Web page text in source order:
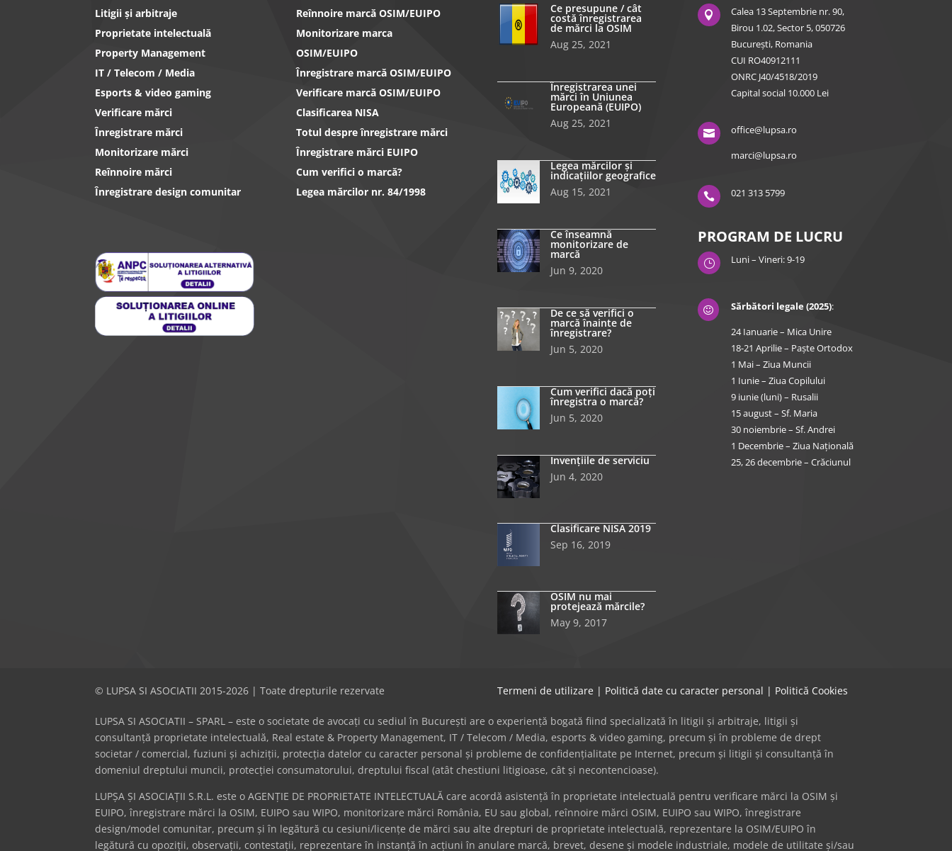
Litigii și arbitraje
Proprietate intelectuală
Property Management
IT / Telecom / Media
Esports & video gaming
Verificare mărci
Înregistrare mărci
Monitorizare mărci
Reînnoire mărci
Înregistrare design comunitar
Reînnoire marcă OSIM/EUIPO
Monitorizare marca
OSIM/EUIPO
Înregistrare marcă OSIM/EUIPO
Verificare marcă OSIM/EUIPO
Clasificarea NISA
Totul despre înregistrare mărci
Înregistrare mărci EUIPO
Cum verifici o marcă?
Legea mărcilor nr. 84/1998
Ce presupune / cât
costă înregistrarea
de mărci la OSIM
Aug 25, 2021
Înregistrarea unei
mărci în Uniunea
Europeană (EUIPO)
Aug 25, 2021
Legea mărcilor și
indicațiilor geografice
Aug 15, 2021
Ce înseamnă
monitorizare de
marcă
Jun 9, 2020
De ce să verifici o
marcă înainte de
înregistrare?
Jun 5, 2020
Cum verifici dacă poți
înregistra o marcă?
Jun 5, 2020
Invențiile de serviciu
Jun 4, 2020
Clasificare NISA 2019
Sep 16, 2019
OSIM nu mai
protejează mărcile?
May 9, 2017

Calea 13 Septembrie nr. 90,
Birou 1.02, Sector 5, 050726
București, Romania
CUI RO40912111
ONRC J40/4518/2019
Capital social 10.000 Lei

office@lupsa.ro
marci@lupsa.ro
 021 313 5799
PROGRAM DE LUCRU
} Luni – Vineri: 9-19
 Sărbători legale (2025):
24 Ianuarie – Mica Unire
18-21 Aprilie – Paște Ortodox
1 Mai – Ziua Muncii
1 Iunie – Ziua Copilului
9 iunie (luni) – Rusalii
15 august – Sf. Maria
30 noiembrie – Sf. Andrei
1 Decembrie – Ziua Națională
25, 26 decembrie – Crăciunul
© LUPSA SI ASOCIATII 2015-2026 | Toate drepturile rezervate Termeni de utilizare | Politică date cu caracter personal | Politică Cookies
LUPSA SI ASOCIATII – SPARL – este o societate de avocați cu sediul în București are o experiență bogată fiind specializată în litigii și arbitraje, litigii și
consultanță proprietate intelectuală, Real estate & Property Management, IT / Telecom / Media, esports & video gaming, precum și în probleme de drept
societar / comercial, fuziuni și achiziții, protecția datelor cu caracter personal și probleme de confidențialitate pe Internet, precum și litigii și consultanță în
domeniul dreptului muncii, protecției consumatorului, dreptului fiscal (atât chestiuni litigioase, cât și necontencioase).
LUPȘA ȘI ASOCIAȚII S.R.L. este o AGENȚIE DE PROPRIETATE INTELECTUALĂ care acordă asistență în proprietate intelectuală pentru verificare mărci la OSIM și
EUIPO, înregistrare mărci la OSIM, EUIPO sau WIPO, monitorizare mărci România, EU sau global, reînnoire mărci OSIM, EUIPO sau WIPO, înregistrare
design/model comunitar, precum și în legătură cu cesiuni/licențe de mărci sau alte drepturi de proprietate intelectuală, reprezentare la OSIM/EUIPO în
legătură cu opoziții, observații, contestații, reprezentare în instanță în acțiuni în anulare marcă, brevet, desene și modele industriale, modele de utilitate și/sau